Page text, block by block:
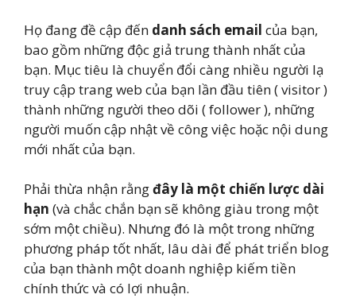
Họ đang đề cập đến danh sách email của bạn,
bao gồm những độc giả trung thành nhất của
bạn. Mục tiêu là chuyển đổi càng nhiều người lạ
truy cập trang web của bạn lần đầu tiên ( visitor )
thành những người theo dõi ( follower ), những
người muốn cập nhật về công việc hoặc nội dung
mới nhất của bạn.
Phải thừa nhận rằngđây là một chiến lược dài
hạn (và chắc chắn bạn sẽ không giàu trong một
sớm một chiều). Nhưng đó là một trong những
phương pháp tốt nhất, lâu dài để phát triển blog
của bạn thành một doanh nghiệp kiếm tiền
chính thức và có lợi nhuận.